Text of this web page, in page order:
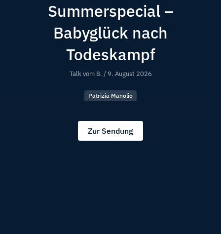
Summerspecial –
Babyglück nach
Todeskampf
Talk vom8. / 9. August 2026
Patrizia Manolio
Zur Sendung